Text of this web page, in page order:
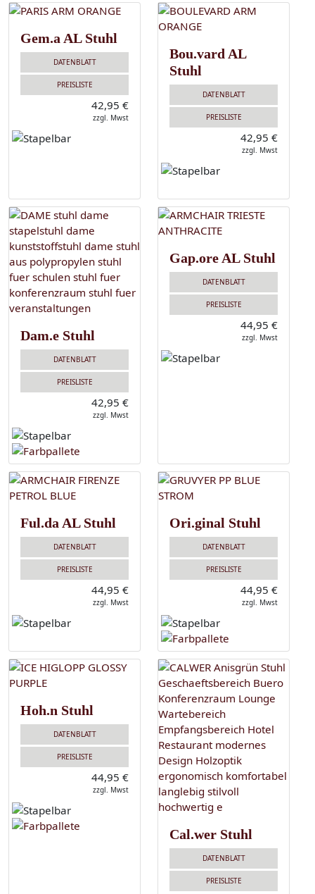
Gem.a AL Stuhl
DATENBLATT
PREISLISTE
42,95 €
zzgl. Mwst
Bou.vard AL
Stuhl
DATENBLATT
PREISLISTE
42,95 €
zzgl. Mwst
Dam.e Stuhl
DATENBLATT
PREISLISTE
42,95 €
zzgl. Mwst
Gap.ore AL Stuhl
DATENBLATT
PREISLISTE
44,95 €
zzgl. Mwst
Ful.da AL Stuhl
DATENBLATT
PREISLISTE
44,95 €
zzgl. Mwst
Ori.ginal Stuhl
DATENBLATT
PREISLISTE
44,95 €
zzgl. Mwst
Hoh.n Stuhl
DATENBLATT
PREISLISTE
44,95 €
zzgl. Mwst
Cal.wer Stuhl
DATENBLATT
PREISLISTE